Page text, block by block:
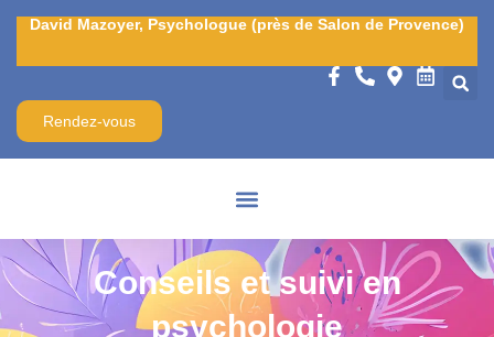
David Mazoyer, Psychologue (près de Salon de Provence)
Rendez-vous
Conseils et suivi en
psychologie